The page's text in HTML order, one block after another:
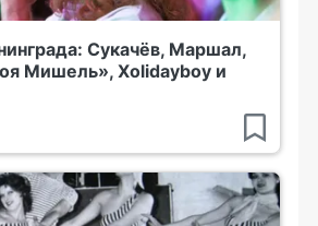
Сукачёв, Маршал,
Мишель», Xolidayboy и